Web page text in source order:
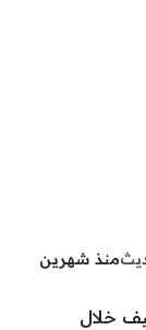
منذ شهرين
خلال